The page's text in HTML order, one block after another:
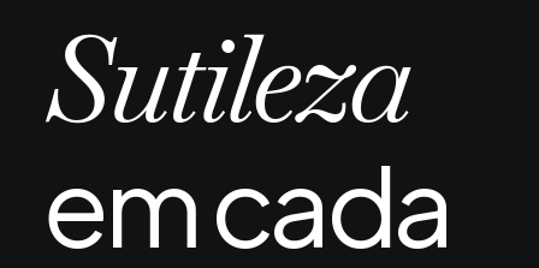
depois de um transplante capilar…
Sutileza
em cada